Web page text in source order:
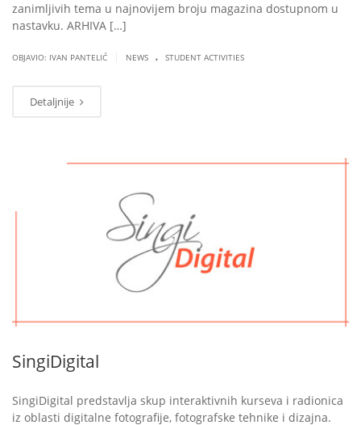
zanimljivih tema u najnovijem broju magazina dostupnom u
nastavku. ARHIVA […]
OBJAVIO: IVAN PANTELIĆ NEWS . STUDENT ACTIVITIES
Detaljnije
SingiDigital
SingiDigital predstavlja skup interaktivnih kurseva i radionica
iz oblasti digitalne fotografije, fotografske tehnike i dizajna.